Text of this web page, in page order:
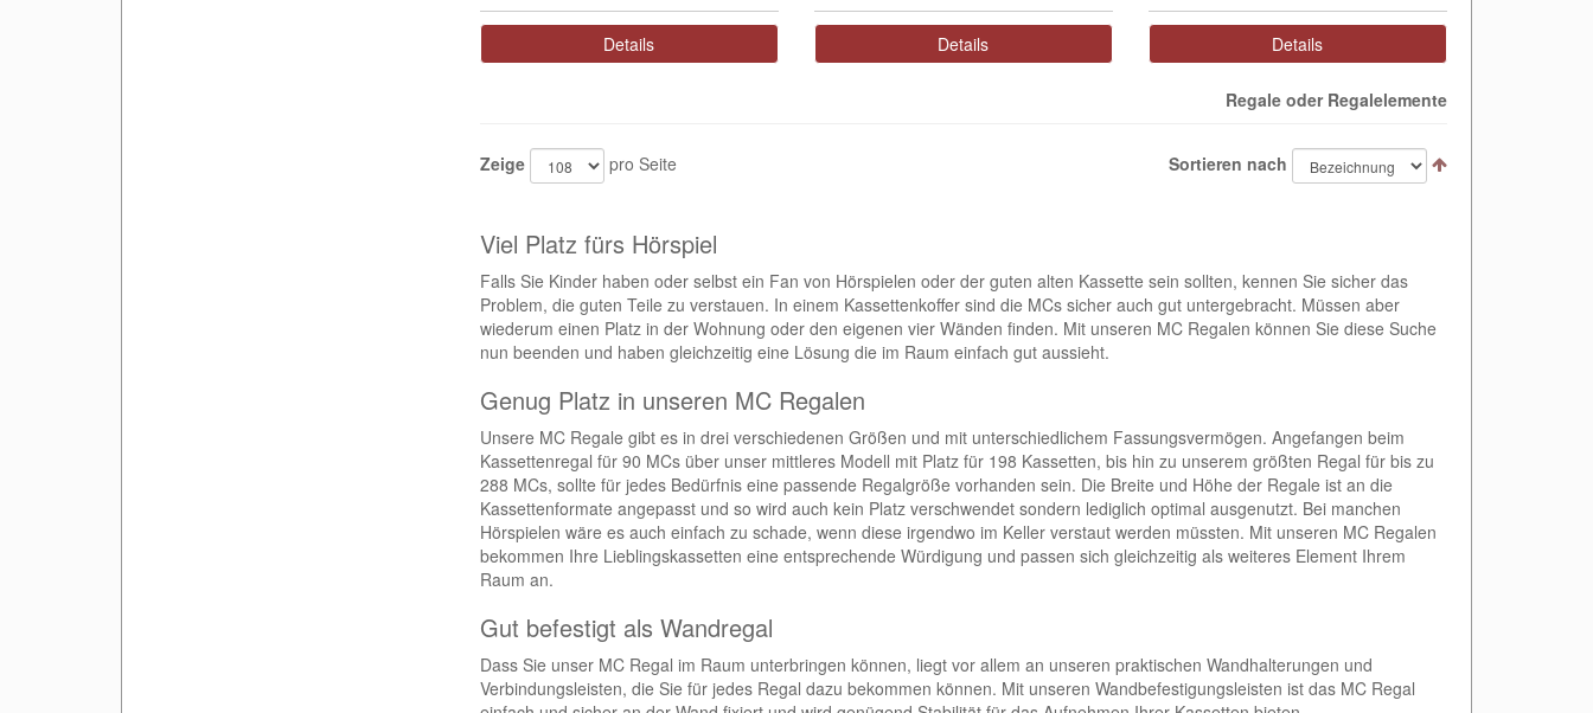
Details Details Details
Regale oder Regalelemente
Zeige pro Seite Sortieren nach
Viel Platz fürs Hörspiel
Falls Sie Kinder haben oder selbst ein Fan von Hörspielen oder der guten alten Kassette sein sollten, kennen Sie sicher das
Problem, die guten Teile zu verstauen. In einem Kassettenkoffer sind die MCs sicher auch gut untergebracht. Müssen aber
wiederum einen Platz in der Wohnung oder den eigenen vier Wänden finden. Mit unseren MC Regalen können Sie diese Suche
nun beenden und haben gleichzeitig eine Lösung die im Raum einfach gut aussieht.
Genug Platz in unseren MC Regalen
Unsere MC Regale gibt es in drei verschiedenen Größen und mit unterschiedlichem Fassungsvermögen. Angefangen beim
Kassettenregal für 90 MCs über unser mittleres Modell mit Platz für 198 Kassetten, bis hin zu unserem größten Regal für bis zu
288 MCs, sollte für jedes Bedürfnis eine passende Regalgröße vorhanden sein. Die Breite und Höhe der Regale ist an die
Kassettenformate angepasst und so wird auch kein Platz verschwendet sondern lediglich optimal ausgenutzt. Bei manchen
Hörspielen wäre es auch einfach zu schade, wenn diese irgendwo im Keller verstaut werden müssten. Mit unseren MC Regalen
bekommen Ihre Lieblingskassetten eine entsprechende Würdigung und passen sich gleichzeitig als weiteres Element Ihrem
Raum an.
Gut befestigt als Wandregal
Dass Sie unser MC Regal im Raum unterbringen können, liegt vor allem an unseren praktischen Wandhalterungen und
Verbindungsleisten, die Sie für jedes Regal dazu bekommen können. Mit unseren Wandbefestigungsleisten ist das MC Regal